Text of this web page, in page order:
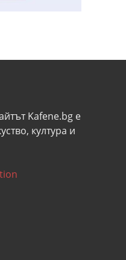
Kafene.bg e
култура и